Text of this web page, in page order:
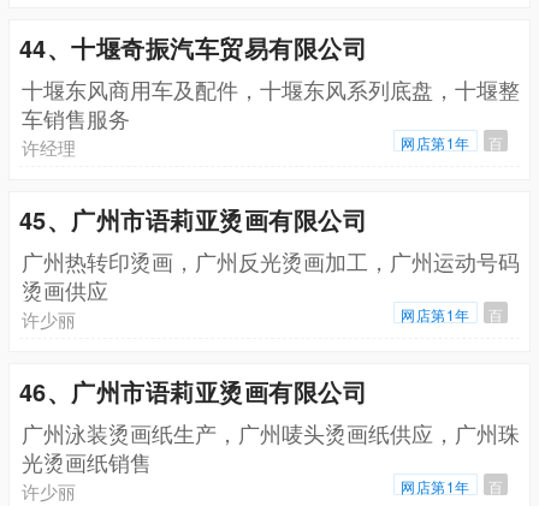
44、十堰奇振汽车贸易有限公司
十堰东风商用车及配件，十堰东风系列底盘，十堰整
车销售服务
许经理 网店第1年 百
45、广州市语莉亚烫画有限公司
广州热转印烫画，广州反光烫画加工，广州运动号码
烫画供应
许少丽 网店第1年 百
46、广州市语莉亚烫画有限公司
广州泳装烫画纸生产，广州唛头烫画纸供应，广州珠
光烫画纸销售
许少丽 网店第1年 百